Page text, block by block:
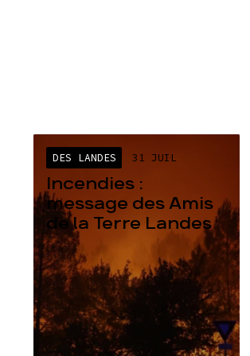
DES LANDES 31 JUIL
Incendies :
message des Amis
de la Terre Landes